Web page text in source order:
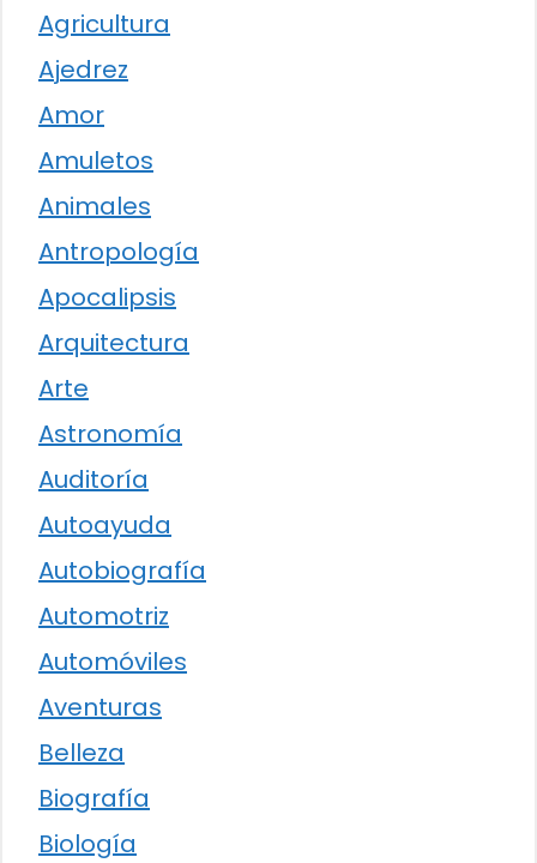
Agricultura
Ajedrez
Amor
Amuletos
Animales
Antropología
Apocalipsis
Arquitectura
Arte
Astronomía
Auditoría
Autoayuda
Autobiografía
Automotriz
Automóviles
Aventuras
Belleza
Biografía
Biología